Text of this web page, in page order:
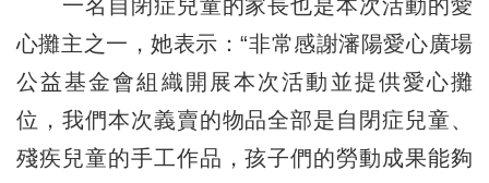
一名自閉症兒童的家長也是本次活動的愛
心攤主之一，她表示：“非常感謝瀋陽愛心廣場
公益基金會組織開展本次活動並提供愛心攤
位，我們本次義賣的物品全部是自閉症兒童、
殘疾兒童的手工作品，孩子們的勞動成果能夠